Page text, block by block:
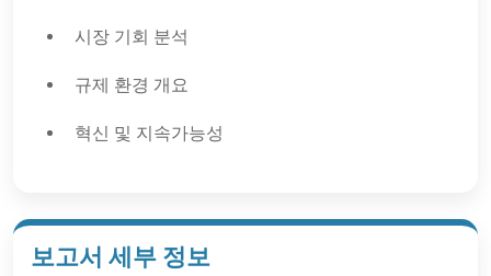
시장 기회 분석
규제 환경 개요
혁신 및 지속가능성
보고서 세부 정보